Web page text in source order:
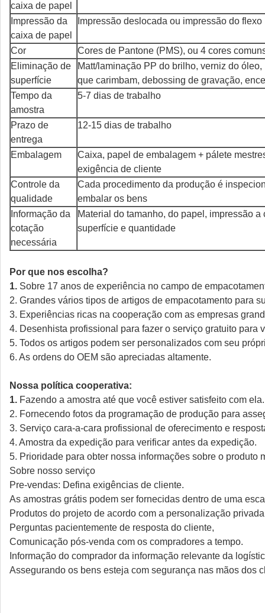
caixa de papel
Impressão da
caixa de papel
Impressão deslocada ou impressão do flexo
Cor
Cores de Pantone (PMS), ou 4 cores
Eliminação de
superfície
Matt/laminação PP do brilho, verniz do
que carimbam, debossing de gravação,
Tempo da
amostra
5-7 dias de trabalho
Prazo de
entrega
12-15 dias de trabalho
Embalagem
Caixa, papel de embalagem + pálete
exigência de cliente
Controle da
qualidade
Cada procedimento da produção é
embalar os bens
Informação da
cotação
necessária
Material do tamanho, do papel, impressão
superfície e quantidade
Por que nos escolha?
1. Sobre 17 anos de experiência no campo de
2. Grandes vários tipos de artigos de empacotamento para
3. Experiências ricas na cooperação com as empresas
4. Desenhista profissional para fazer o serviço gratuito para
5. Todos os artigos podem ser personalizados com seu
6. As ordens do OEM são apreciadas altamente.
Nossa política cooperativa:
1. Fazendo a amostra até que você estiver satisfeito com ela.
2. Fornecendo fotos da programação de produção para
3. Serviço cara-a-cara profissional de oferecimento e
4. Amostra da expedição para verificar antes da expedição.
5. Prioridade para obter nossa informações sobre o produto
Sobre nosso serviço
Pre-vendas: Defina exigências de cliente.
As amostras grátis podem ser fornecidas dentro de uma
Produtos do projeto de acordo com a personalização
Perguntas pacientemente de resposta do cliente,
Comunicação pós-venda com os compradores a tempo.
Informação do comprador da informação relevante da
Assegurando os bens esteja com segurança nas mãos dos